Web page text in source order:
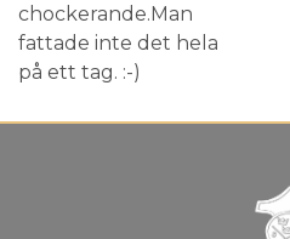
chockerande.Man
fattade inte det hela
på ett tag. :-)